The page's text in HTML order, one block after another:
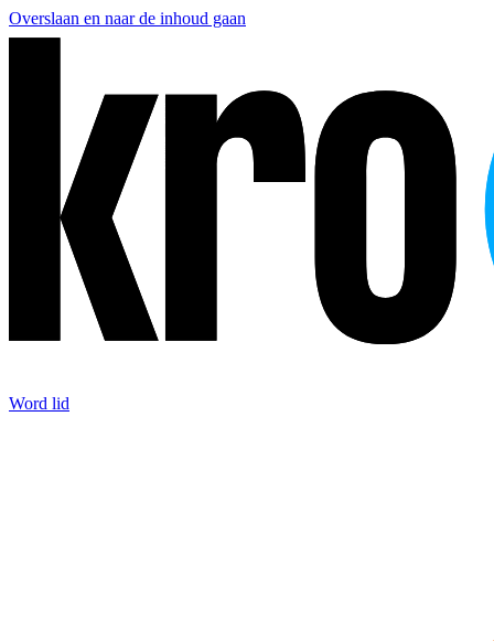
Overslaan en naar de inhoud gaan
Word lid